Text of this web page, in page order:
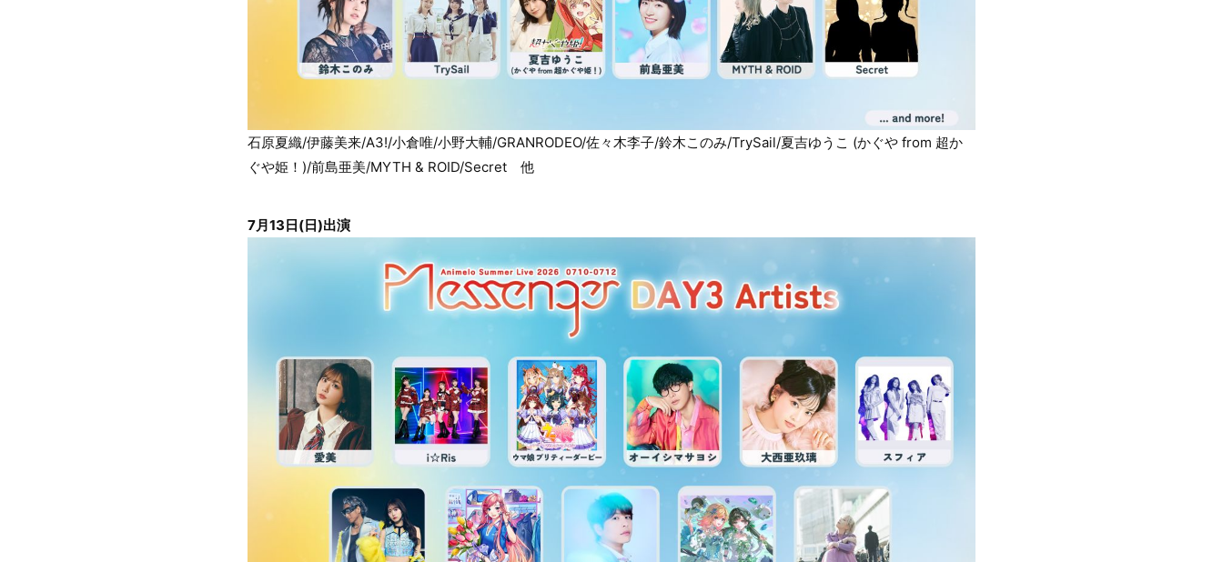
石原夏織/伊藤美来/A3!/小倉唯/小野大輔/GRANRODEO/佐々木李子/鈴木このみ/TrySail/夏吉ゆうこ (かぐや from 超か
ぐや姫！)/前島亜美/MYTH & ROID/Secret 他
7月13日(日)出演